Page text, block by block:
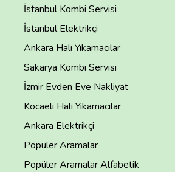
İstanbul Kombi Servisi
İstanbul Elektrikçi
Ankara Halı Yıkamacılar
Sakarya Kombi Servisi
İzmir Evden Eve Nakliyat
Kocaeli Halı Yıkamacılar
Ankara Elektrikçi
Popüler Aramalar
Popüler Aramalar Alfabetik